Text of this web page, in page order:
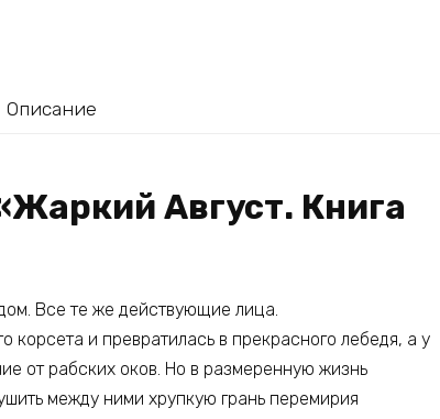
Описание
Август. Книга
Все те же действующие лица.
корсета и превратилась в прекрасного лебедя, а у
от рабских оков. Но в размеренную жизнь
между ними хрупкую грань перемирия